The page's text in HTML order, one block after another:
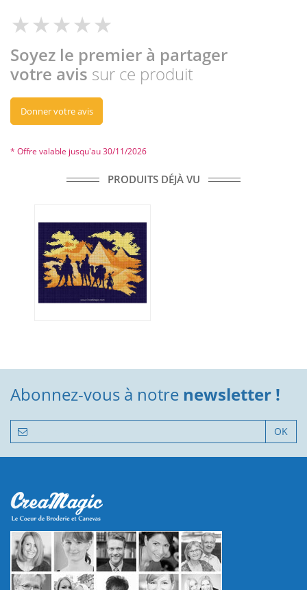
Soyez le premier à partager
votre avis sur ce produit
Donner votre avis
* Offre valable jusqu'au 30/11/2026
PRODUITS DÉJÀ VU
Abonnez-vous à notre newsletter !
OK